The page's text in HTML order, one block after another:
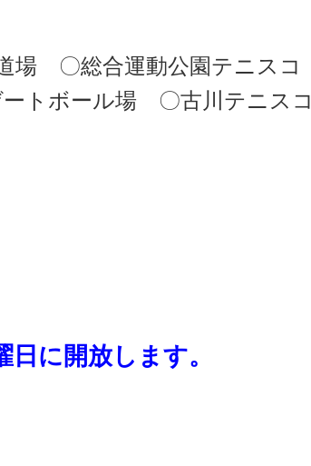
〇総合運動公園テニスコ
トボール場 〇古川テニスコ
に開放します。